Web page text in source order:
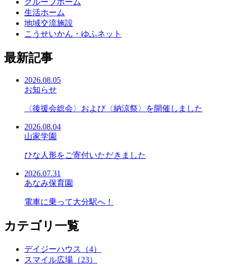
生活ホーム
地域交流施設
こうせいかん・ゆふネット
最新記事
2026.08.05
お知らせ
〈後援会総会〉および〈納涼祭〉を開催しました
2026.08.04
山家学園
ひな人形をご寄付いただきました
2026.07.31
あなみ保育園
電車に乗って大分駅へ！
カテゴリ一覧
デイジーハウス（4）
スマイル広場（23）